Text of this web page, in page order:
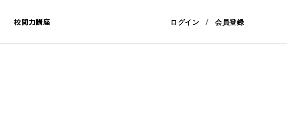
校閲力講座 ログイン 会員登録